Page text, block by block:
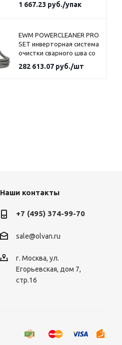
1 667.23 руб./упак
EWM POWERCLEANER PRO
SET инверторная система
очистки сварного шва со
встроенной вытяжкой и
встроенным насосом для
282 613.07руб./шт
Наши контакты
+7 (495) 374-99-70
sale@olvan.ru
г. Москва, ул.
Егорьевская, дом 7,
стр.16